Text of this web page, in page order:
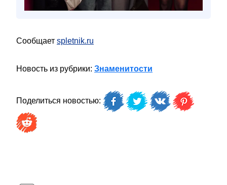
Сообщает spletnik.ru
Новость из рубрики: Знаменитости
Поделиться новостью: